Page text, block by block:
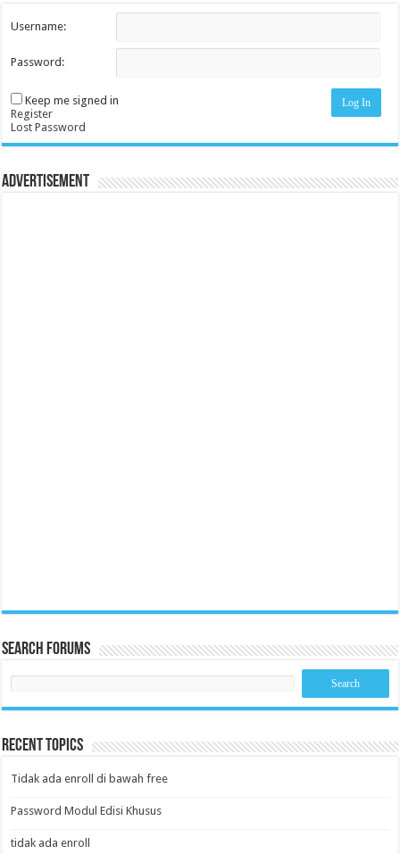
Username:
Password:
Keep me signed in Log In
Register
Lost Password
Advertisement
Search Forums
Recent Topics
Tidak ada enroll di bawah free
Password Modul Edisi Khusus
tidak ada enroll